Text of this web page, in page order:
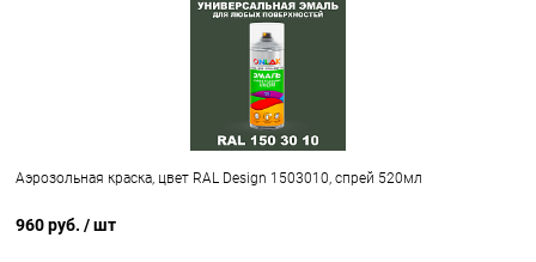
Аэрозольная краска, цвет RAL Design 1503010, спрей 520мл
960 руб. / шт